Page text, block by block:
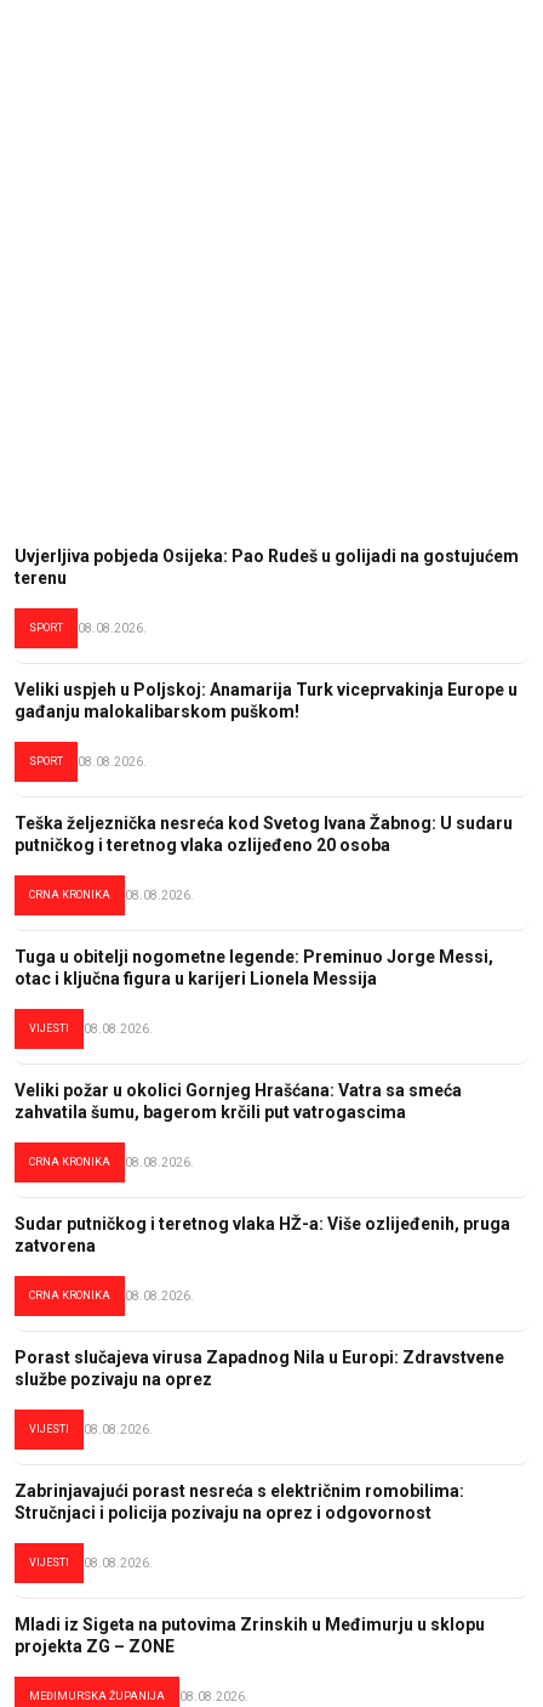
Uvjerljiva pobjeda Osijeka: Pao Rudeš u golijadi na gostujućem
terenu
SPORT 08.08.2026.
Veliki uspjeh u Poljskoj: Anamarija Turk viceprvakinja Europe u
gađanju malokalibarskom puškom!
SPORT 08.08.2026.
Teška željeznička nesreća kod Svetog Ivana Žabnog: U sudaru
putničkog i teretnog vlaka ozlijeđeno 20 osoba
CRNA KRONIKA 08.08.2026.
Tuga u obitelji nogometne legende: Preminuo Jorge Messi,
otac i ključna figura u karijeri Lionela Messija
VIJESTI 08.08.2026.
Veliki požar u okolici Gornjeg Hrašćana: Vatra sa smeća
zahvatila šumu, bagerom krčili put vatrogascima
CRNA KRONIKA 08.08.2026.
Sudar putničkog i teretnog vlaka HŽ-a: Više ozlijeđenih, pruga
zatvorena
CRNA KRONIKA 08.08.2026.
Porast slučajeva virusa Zapadnog Nila u Europi: Zdravstvene
službe pozivaju na oprez
VIJESTI 08.08.2026.
Zabrinjavajući porast nesreća s električnim romobilima:
Stručnjaci i policija pozivaju na oprez i odgovornost
VIJESTI 08.08.2026.
Mladi iz Sigeta na putovima Zrinskih u Međimurju u sklopu
projekta ZG – ZONE
MEĐIMURSKA ŽUPANIJA 08.08.2026.